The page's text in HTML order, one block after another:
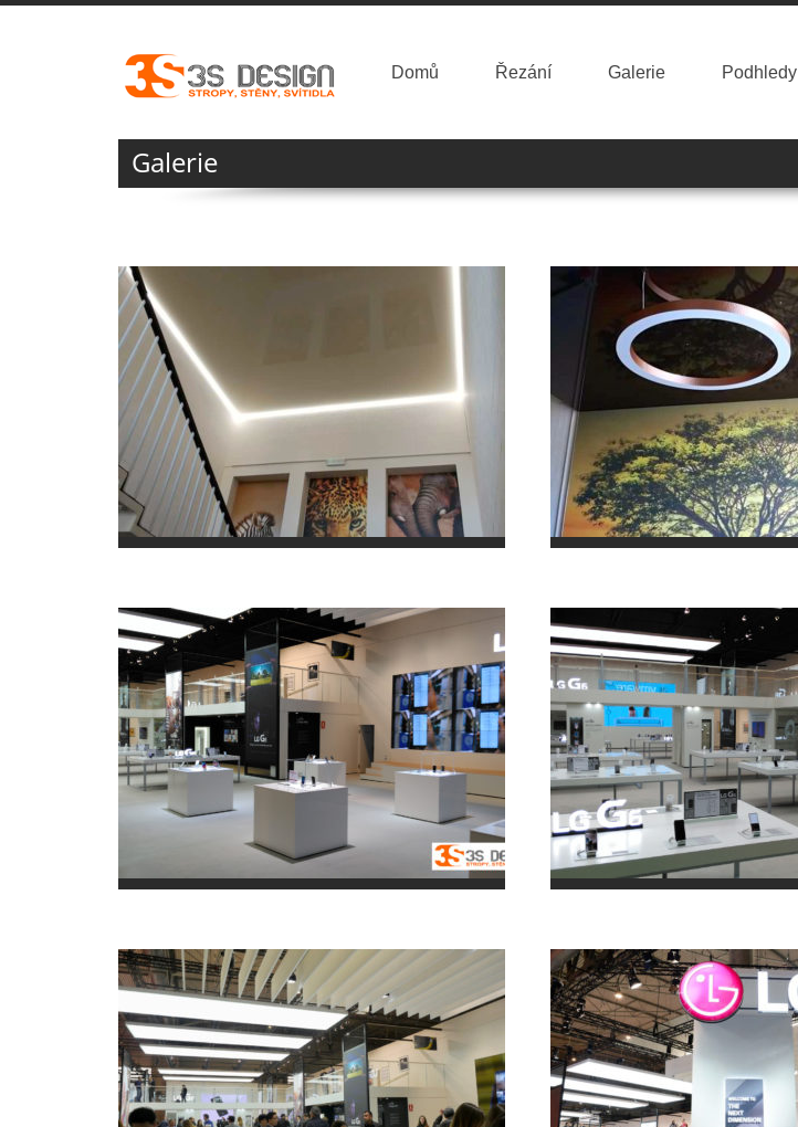
Domů Řezání Galerie Podhledy
Galerie